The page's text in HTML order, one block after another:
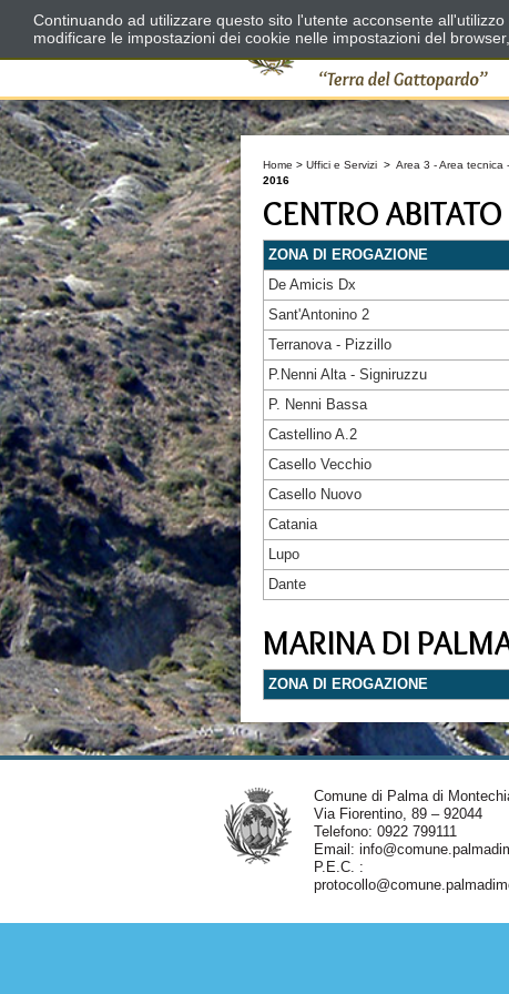
Home > Uffici e Servizi > Area 3 - Area tecnica
2016
CENTRO ABITATO
ZONA DI EROGAZIONE
De Amicis Dx
Sant'Antonino 2
Terranova - Pizzillo
P.Nenni Alta - Signiruzzu
P. Nenni Bassa
Castellino A.2
Casello Vecchio
Casello Nuovo
Catania
Lupo
Dante
MARINA DI
ZONA DI EROGAZIONE
Comune di Palma di
Via Fiorentino, 89 – 92044
Telefono: 0922 799111
Email:
P.E.C. :
Continuando ad utilizzare questo sito l'utente acconsente
modificare le impostazioni dei cookie nelle impostazioni del